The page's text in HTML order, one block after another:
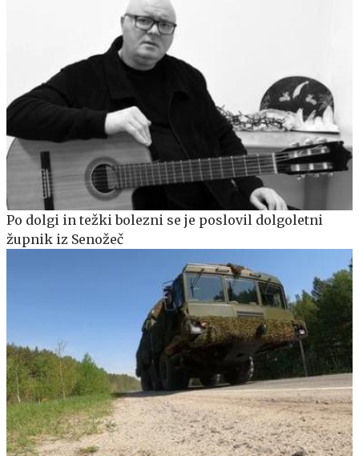
Po dolgi in težki bolezni se je poslovil dolgoletni
župnik iz Senožeč